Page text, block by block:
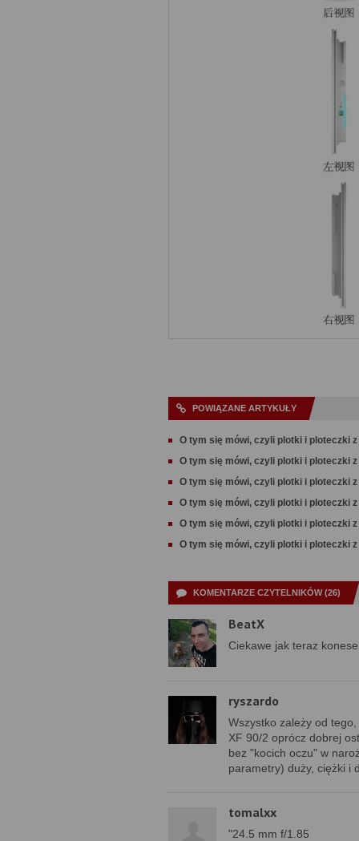
POWIĄZANE ARTYKUŁY
O tym się mówi, czyli plotki i ploteczki
O tym się mówi, czyli plotki i ploteczki
O tym się mówi, czyli plotki i ploteczki
O tym się mówi, czyli plotki i ploteczki
O tym się mówi, czyli plotki i ploteczki
O tym się mówi, czyli plotki i ploteczki
KOMENTARZE CZYTELNIKÓW (26)
BeatX
Ciekawe jak teraz
ryszardo
Wszystko zależy od
XF 90/2 oprócz dobrej
bez "kocich oczu" w
parametry) duży, ciężki i
tomalxx
"24.5 mm f/1.85